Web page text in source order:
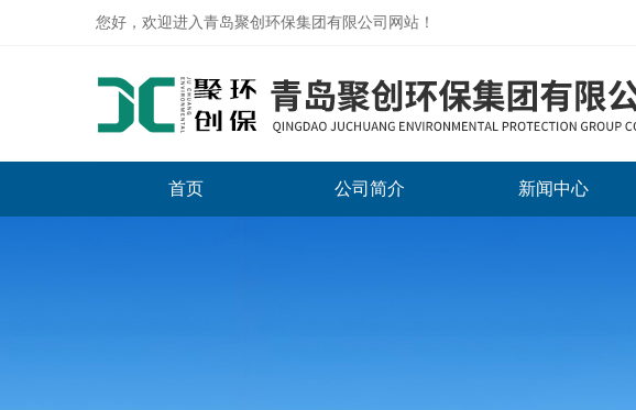
您好，欢迎进入青岛聚创环保集团有限公司网站！
首页 公司简介 新闻中心